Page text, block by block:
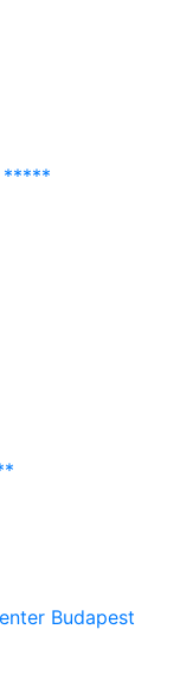
*****
Budapest